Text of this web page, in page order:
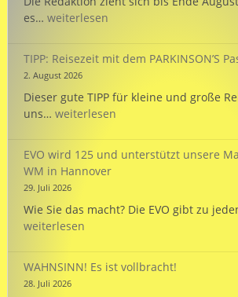
es… ES
!
weiterlesen
TIPP: Reisezeit mit dem PARKINSON’S
2. August 2026
Dieser gute TIPP für kleine und große
uns… TIPP:
dem
PARKINSON’S
Passport
weiterlesen
EVO wird 125 und unterstützt unsere
WM in Hannover
29. Juli 2026
Wie Sie das macht? Die EVO gibt zu
weiterlesen
WAHNSINN! Es ist vollbracht!
28. Juli 2026